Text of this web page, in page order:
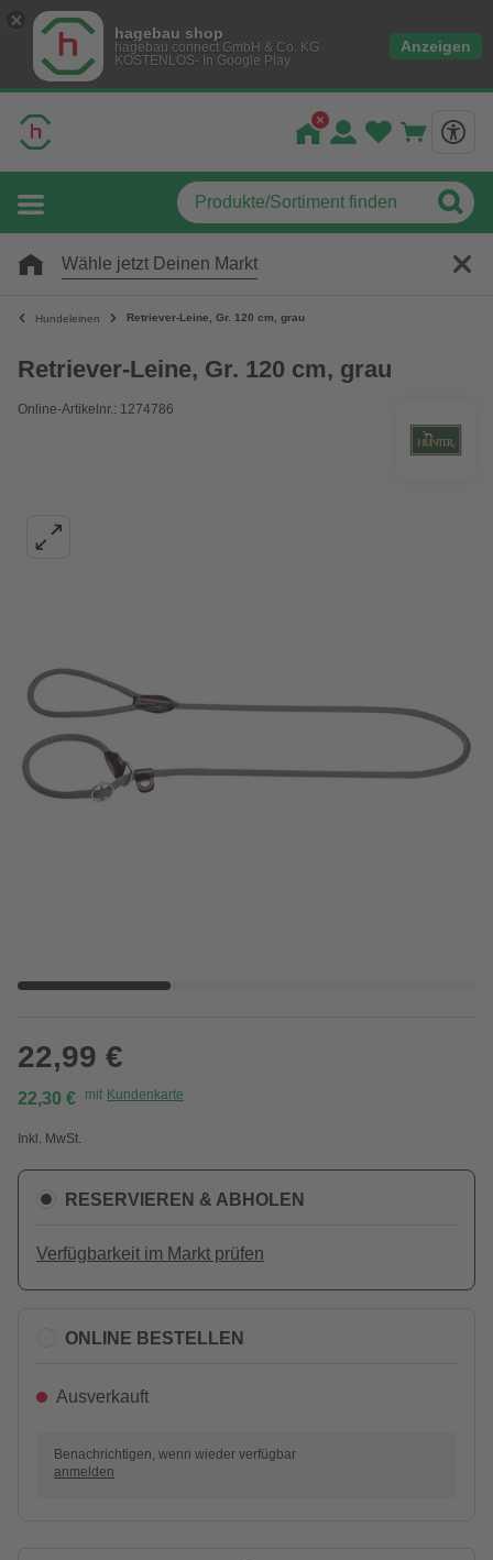
hagebau shop
hagebau connect GmbH & Co. KG
KOSTENLOS- In Google Play
Anzeigen
Wähle jetzt Deinen Markt
Hundeleinen Retriever-Leine, Gr. 120 cm, grau
Retriever-Leine, Gr. 120 cm, grau
Online-Artikelnr.: 1274786
22,99 €
22,30 € mit Kundenkarte
Inkl. MwSt.
RESERVIEREN & ABHOLEN
Verfügbarkeit im Markt prüfen
ONLINE BESTELLEN
Ausverkauft
Benachrichtigen, wenn wieder verfügbar
anmelden